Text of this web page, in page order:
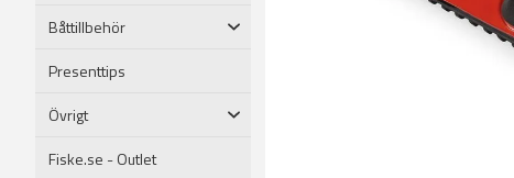
Båttillbehör
Presenttips
Övrigt
Fiske.se - Outlet